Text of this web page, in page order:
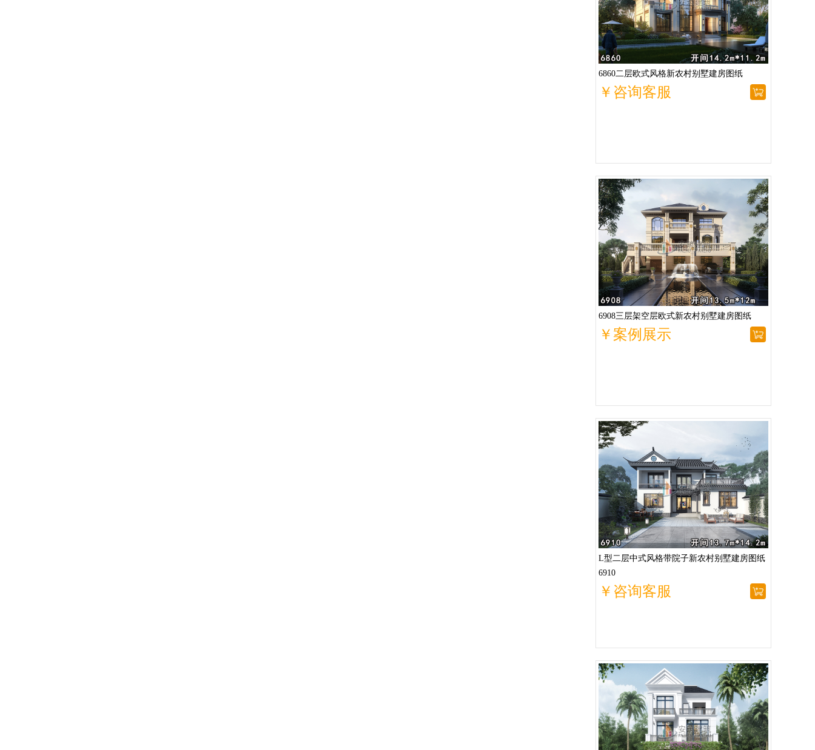
6860二层欧式风格新农村别墅建房图纸
￥咨询客服
6908三层架空层欧式新农村别墅建房图纸
￥案例展示
L型二层中式风格带院子新农村别墅建房图纸
6910
￥咨询客服